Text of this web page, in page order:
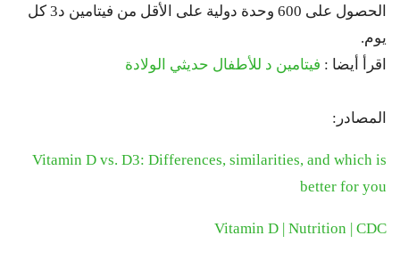
الحصول على 600 وحدة دولية على الأقل من فيتامين د3 كل
يوم.
اقرأ أيضا : فيتامين د للأطفال حديثي الولادة
المصادر:
Vitamin D vs. D3: Differences, similarities, and which is
better for you
Vitamin D | Nutrition | CDC